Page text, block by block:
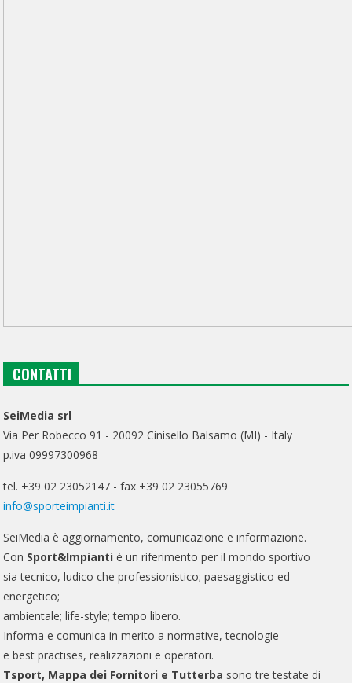
CONTATTI
SeiMedia srl
Via Per Robecco 91 - 20092 Cinisello Balsamo (MI) - Italy
p.iva 09997300968
tel. +39 02 23052147 - fax +39 02 23055769
info@sporteimpianti.it
SeiMedia è aggiornamento, comunicazione e informazione.
Con Sport&Impianti è un riferimento per il mondo sportivo
sia tecnico, ludico che professionistico; paesaggistico ed
energetico;
ambientale; life-style; tempo libero.
Informa e comunica in merito a normative, tecnologie
e best practises, realizzazioni e operatori.
Tsport, Mappa dei Fornitori e Tutterba sono tre testate di